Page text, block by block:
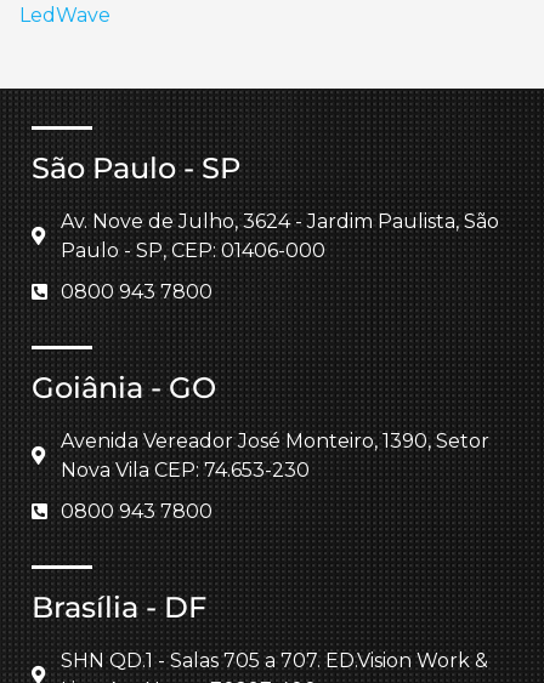
LedWave
São Paulo - SP
Av. Nove de Julho, 3624 - Jardim Paulista, São
Paulo - SP, CEP: 01406-000
0800 943 7800
Goiânia - GO
Avenida Vereador José Monteiro, 1390, Setor
Nova Vila CEP: 74.653-230
0800 943 7800
Brasília - DF
SHN QD.1 - Salas 705 a 707. ED.Vision Work &